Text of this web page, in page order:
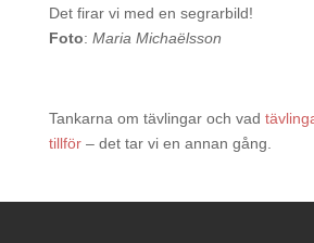
Det firar vi med en segrarbild!
Foto: Maria Michaëlsson
Tankarna om tävlingar och vad
tillför– det tar vi en annan gång.